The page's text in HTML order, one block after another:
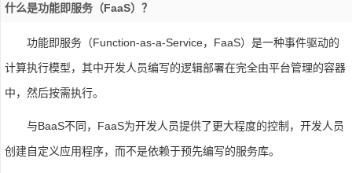
什么是功能即服务（FaaS）？
功能即服务（Function-as-a-Service，FaaS）是一种事件驱动的
计算执行模型，其中开发人员编写的逻辑部署在完全由平台管理的容器
中，然后按需执行。
与BaaS不同，FaaS为开发人员提供了更大程度的控制，开发人员
创建自定义应用程序，而不是依赖于预先编写的服务库。